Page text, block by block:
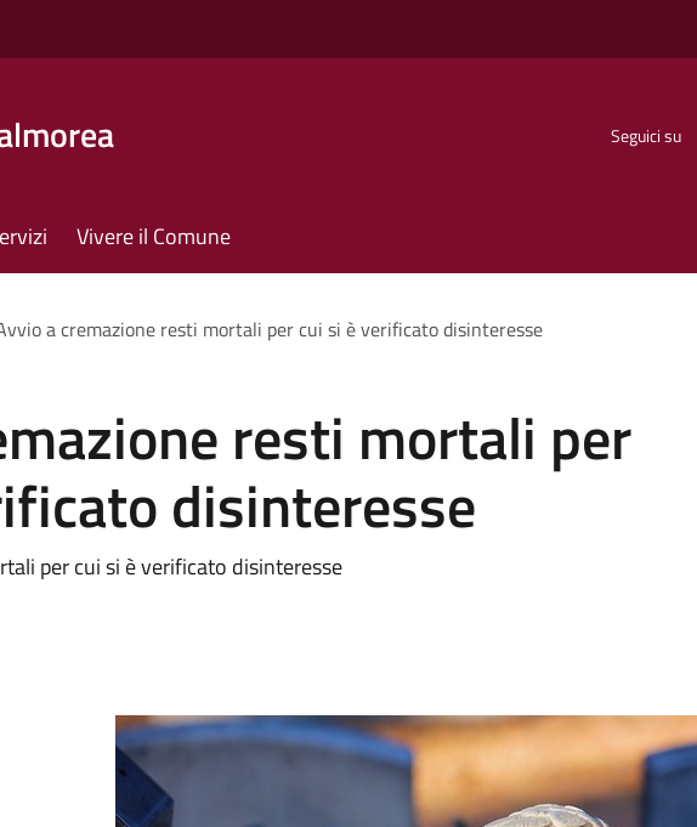
Seguici su
Vivere il Comune
a cremazione resti mortali per cui si è verificato disinteresse
resti mortali per
disinteresse
per cui si è verificato disinteresse